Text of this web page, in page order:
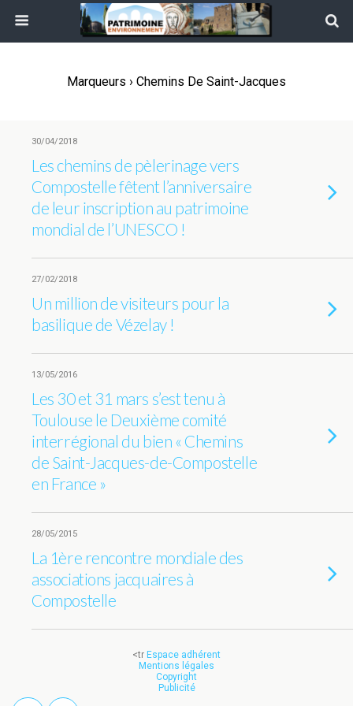
Marqueurs › Chemins De Saint-Jacques
30/04/2018
Les chemins de pèlerinage vers
Compostelle fêtent l’anniversaire
de leur inscription au patrimoine
mondial de l’UNESCO !
27/02/2018
Un million de visiteurs pour la
basilique de Vézelay !
13/05/2016
Les 30 et 31 mars s’est tenu à
Toulouse le Deuxième comité
interrégional du bien « Chemins
de Saint-Jacques-de-Compostelle
en France »
28/05/2015
La 1ère rencontre mondiale des
associations jacquaires à
Compostelle
<tr Espace adhérent
Mentions légales
Copyright
Publicité